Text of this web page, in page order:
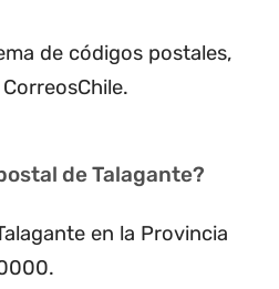
de códigos postales,
de Talagante?
en la Provincia